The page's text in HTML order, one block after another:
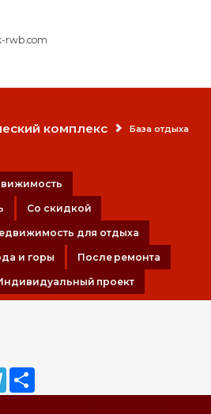
rwb.com
комплекс База отдыха
Со скидкой
для отдыха
и горы После ремонта
проект
Telegram